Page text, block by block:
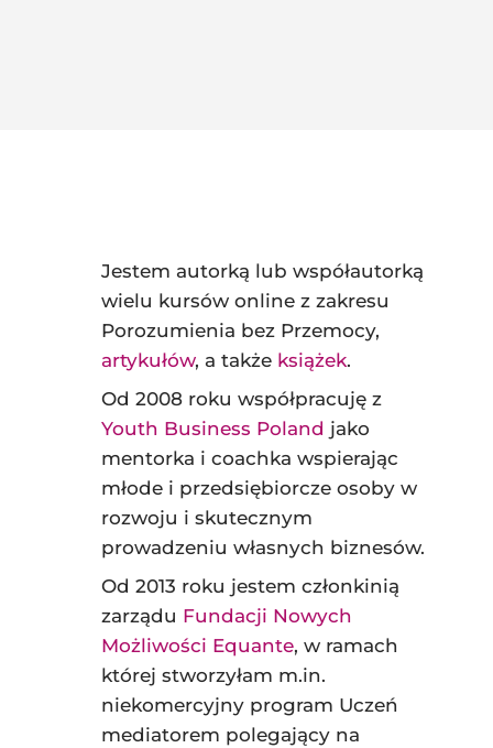
Jestem autorką lub współautorką
wielu kursów online z zakresu
Porozumienia bez Przemocy,
artykułów, a także książek.
Od 2008 roku współpracuję z
Youth Business Poland jako
mentorka i coachka wspierając
młode i przedsiębiorcze osoby w
rozwoju i skutecznym
prowadzeniu własnych biznesów.
Od 2013 roku jestem członkinią
zarządu Fundacji Nowych
Możliwości Equante, w ramach
której stworzyłam m.in.
niekomercyjny program Uczeń
mediatorem polegający na